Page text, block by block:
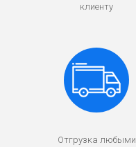
клиенту
Отгрузка любыми